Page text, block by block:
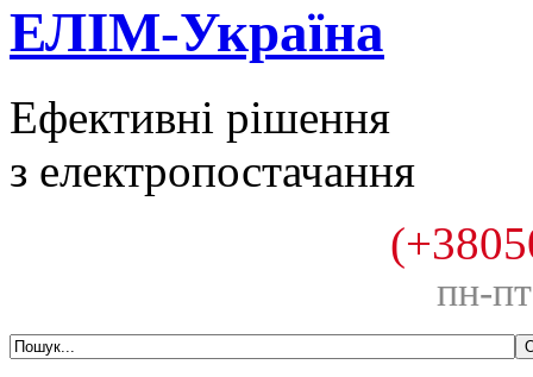
ЕЛІМ-Україна
Ефективні рішення
з електропостачання
пн-